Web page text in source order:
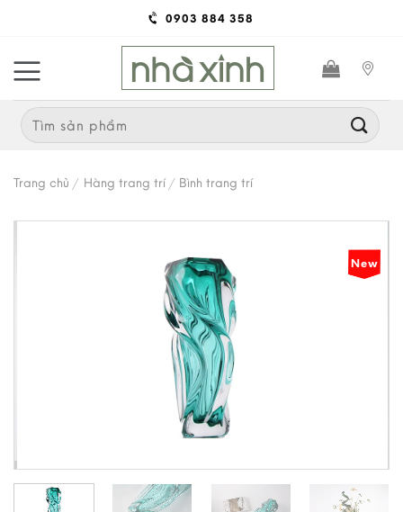
content
0903 884 358
Search
for:
Trang chủ / Hàng trang trí / Bình trang trí
New